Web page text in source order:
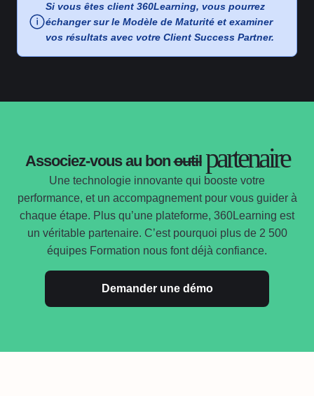
Si vous êtes client 360Learning, vous pourrez
échanger sur le Modèle de Maturité et examiner
vos résultats avec votre Client Success Partner.
Associez-vous au bonoutil partenaire
Une technologie innovante qui booste votre
performance, et un accompagnement pour vous guider à
chaque étape. Plus qu’une plateforme, 360Learning est
un véritable partenaire. C’est pourquoi plus de 2 500
équipes Formation nous font déjà confiance.
Demander une démo